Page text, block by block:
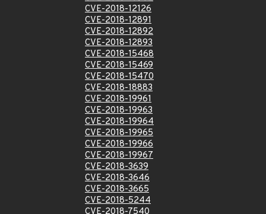
CVE-2018-12126
CVE-2018-12891
CVE-2018-12892
CVE-2018-12893
CVE-2018-15468
CVE-2018-15469
CVE-2018-15470
CVE-2018-18883
CVE-2018-19961
CVE-2018-19963
CVE-2018-19964
CVE-2018-19965
CVE-2018-19966
CVE-2018-19967
CVE-2018-3639
CVE-2018-3646
CVE-2018-3665
CVE-2018-5244